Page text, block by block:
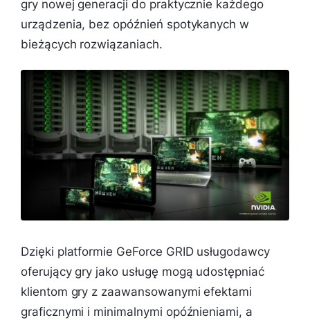
gry nowej generacji do praktycznie każdego
urządzenia, bez opóźnień spotykanych w
bieżących rozwiązaniach.
Dzięki platformie GeForce GRID usługodawcy
oferujący gry jako usługę mogą udostępniać
klientom gry z zaawansowanymi efektami
graficznymi i minimalnymi opóźnieniami, a